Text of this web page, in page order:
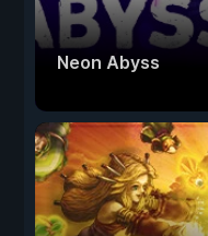
Neon Abyss